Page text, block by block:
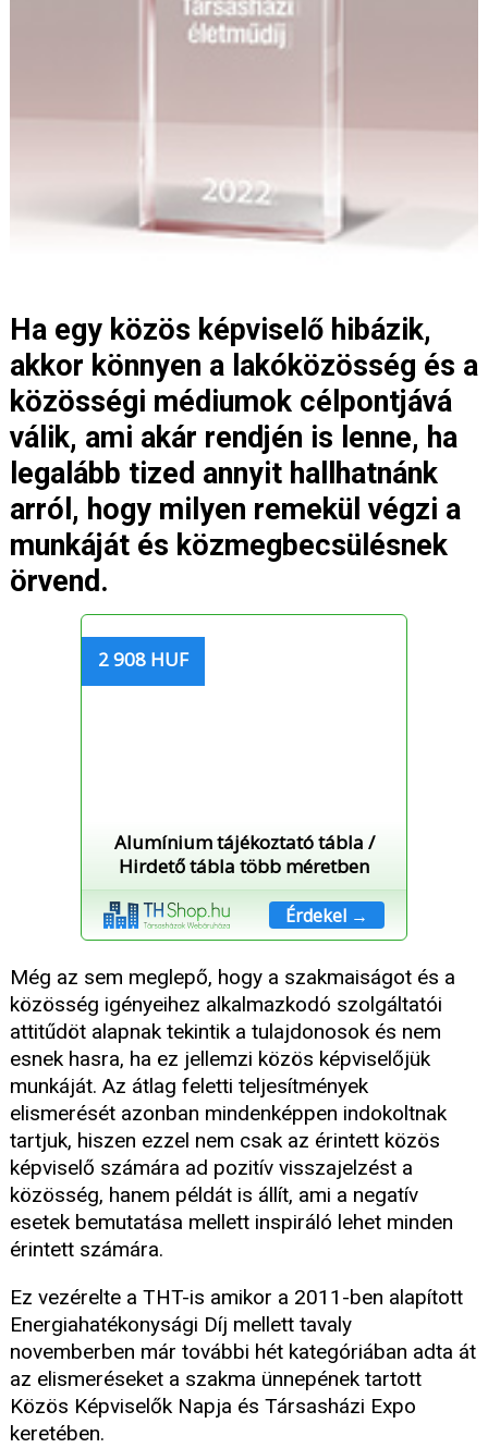
Ha egy közös képviselő hibázik,
akkor könnyen a lakóközösség és a
közösségi médiumok célpontjává
válik, ami akár rendjén is lenne, ha
legalább tized annyit hallhatnánk
arról, hogy milyen remekül végzi a
munkáját és közmegbecsülésnek
örvend.
2 908 HUF
Alumínium tájékoztató tábla /
Hirdető tábla több méretben
Érdekel →
Még az sem meglepő, hogy a szakmaiságot és a
közösség igényeihez alkalmazkodó szolgáltatói
attitűdöt alapnak tekintik a tulajdonosok és nem
esnek hasra, ha ez jellemzi közös képviselőjük
munkáját. Az átlag feletti teljesítmények
elismerését azonban mindenképpen indokoltnak
tartjuk, hiszen ezzel nem csak az érintett közös
képviselő számára ad pozitív visszajelzést a
közösség, hanem példát is állít, ami a negatív
esetek bemutatása mellett inspiráló lehet minden
érintett számára.
Ez vezérelte a THT-is amikor a 2011-ben alapított
Energiahatékonysági Díj mellett tavaly
novemberben már további hét kategóriában adta át
az elismeréseket a szakma ünnepének tartott
Közös Képviselők Napja és Társasházi Expo
keretében.